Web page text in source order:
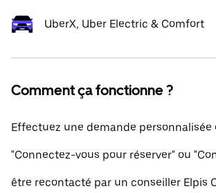
UberX, Uber Electric & Comfort
Comment ça fonctionne ?
Effectuez une demande
"Connectez-vous pour réserver" ou
être recontacté par un conseiller Elpis